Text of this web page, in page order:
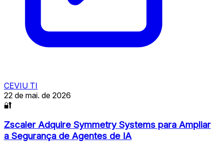
CEVIU TI
22 de mai. de 2026
🔐
Zscaler Adquire Symmetry Systems para Ampliar
a Segurança de Agentes de IA